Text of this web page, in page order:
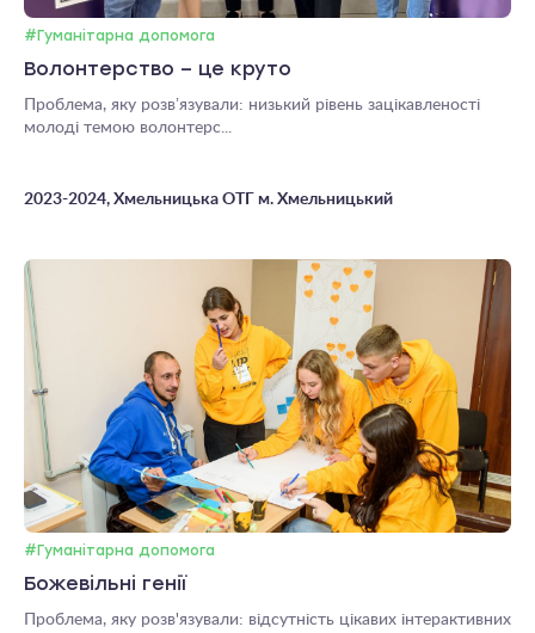
#Гуманітарна допомога
Волонтерство – це круто
Проблема, яку розвʼязували: низький рівень зацікавленості
молоді темою волонтерс...
2023-2024, Хмельницька ОТГ м. Хмельницький
#Гуманітарна допомога
Божевільні генії
Проблема, яку розв'язували: відсутність цікавих інтерактивних